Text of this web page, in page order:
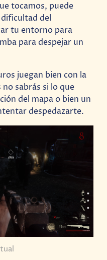
tocamos, puede
del
tu entorno para
para despejar un
juegan bien con la
sabrás si lo que
del mapa o bien un
despedazarte.